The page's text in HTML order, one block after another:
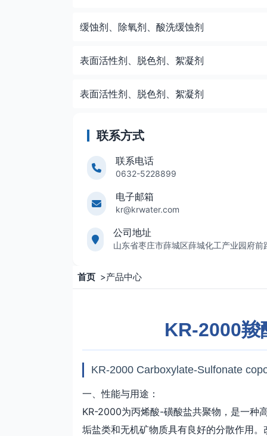
缓蚀剂、除氧剂、酸洗缓蚀剂
表面活性剂、脱色剂、絮凝剂
表面活性剂、脱色剂、絮凝剂
联系方式
联系电话
0632-5228899
电子邮箱
kr@krwater.com
公司地址
山东省枣庄市薛城区薛城化工产业园府前
首页 >产品中心
KR-2000羧
KR-2000 Carboxylate-Sulfonate
一、性能与用途：
KR-2000为丙烯酸-磺酸盐共聚物，是一种
垢盐类和无机矿物质具有良好的分散作用